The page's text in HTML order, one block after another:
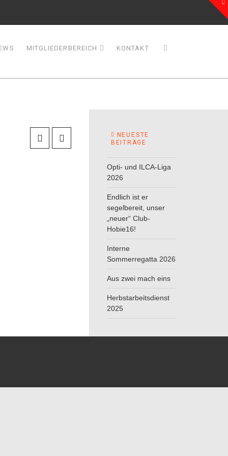
MITGLIEDERBEREICH KONTAKT
NEUESTE
BEITRÄGE
Opti- und ILCA-Liga
2026
Endlich ist er
segelbereit, unser
„neuer“ Club-
Hobie16!
Interne
Sommerregatta 2026
Aus zwei mach eins
Herbstarbeitsdienst
2025